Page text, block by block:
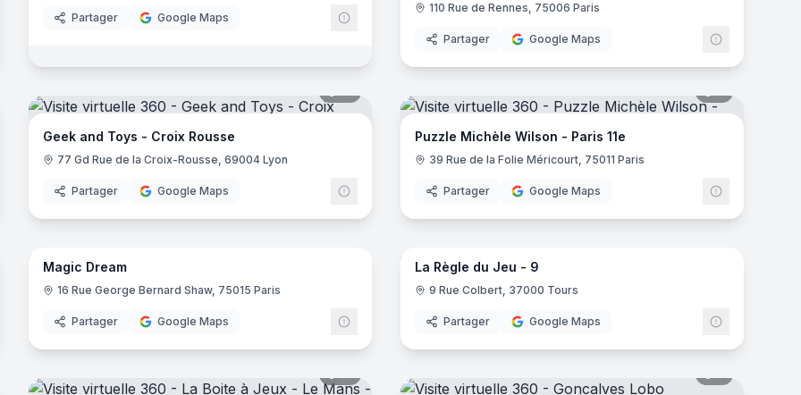
Partager Google Maps
110 Rue de Rennes, 75006 Paris
Partager Google Maps
Geek and Toys - Croix Rousse
77 Gd Rue de la Croix-Rousse, 69004 Lyon
Partager Google Maps
Puzzle Michèle Wilson - Paris 11e
39 Rue de la Folie Méricourt, 75011 Paris
Partager Google Maps
8panoramas
Magic Dream
16 Rue George Bernard Shaw, 75015 Paris
Partager Google Maps
12panoramas
La Règle du Jeu - 9
9 Rue Colbert, 37000 Tours
Partager Google Maps